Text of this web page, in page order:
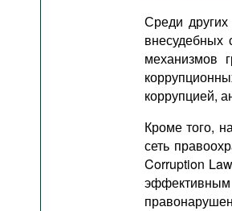
Среди
внесудебных
механизмов
коррупцией,
Кроме того,
сеть
Corruption